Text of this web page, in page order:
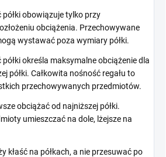
obowiązuje tylko przy
obciążenia. Przechowywane
wystawać poza wymiary półki.
określa maksymalne obciążenie dla
półki. Całkowita nośność regału to
przechowywanych przedmiotów.
obciążać od najniższej półki.
umieszczać na dole, lżejsze na
kłaść na półkach, a nie przesuwać po